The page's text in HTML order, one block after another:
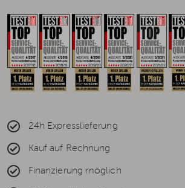
24h Expresslieferung
Kauf auf Rechnung
Finanzierung möglich